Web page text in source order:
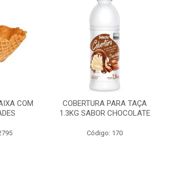
COM
COBERTURA PARA TAÇA
1.3KG SABOR CHOCOLATE
Código: 170